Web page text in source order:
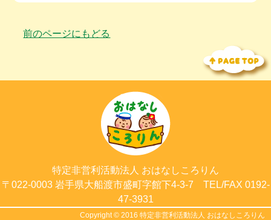
前のページにもどる
特定非営利活動法人 おはなしころりん
〒022-0003 岩手県大船渡市盛町字館下4-3-7 TEL/FAX 0192-
47-3931
Copyright © 2016 特定非営利活動法人 おはなしころりん